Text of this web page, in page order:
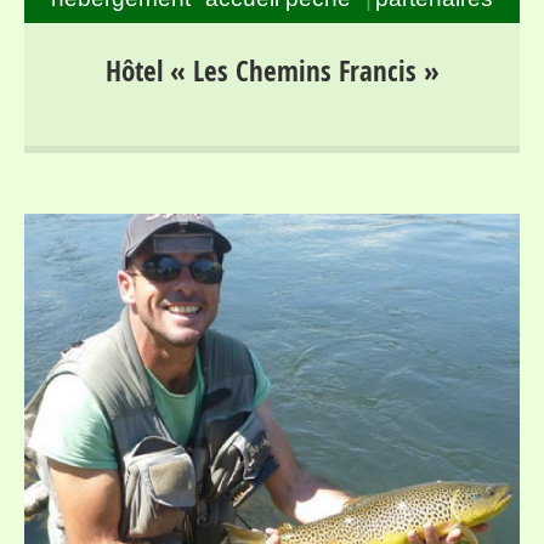
Séjours pour randonneurs et pêcheurs dans la haute
vallée du Lot, entre Mont Lozère et Margeride, au bord
Hôtel « Les Chemins Francis »